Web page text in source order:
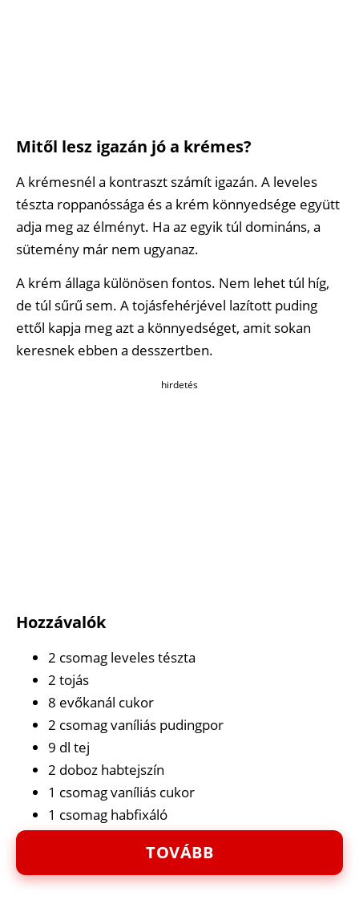
Mitől lesz igazán jó a krémes?
A krémesnél a kontraszt számít igazán. A leveles
tészta roppanóssága és a krém könnyedsége együtt
adja meg az élményt. Ha az egyik túl domináns, a
sütemény már nem ugyanaz.
A krém állaga különösen fontos. Nem lehet túl híg,
de túl sűrű sem. A tojásfehérjével lazított puding
ettől kapja meg azt a könnyedséget, amit sokan
keresnek ebben a desszertben.
hirdetés
Hozzávalók
2 csomag leveles tészta
2 tojás
8 evőkanál cukor
2 csomag vaníliás pudingpor
9 dl tej
2 doboz habtejszín
1 csomag vaníliás cukor
1 csomag habfixáló
TOVÁBB